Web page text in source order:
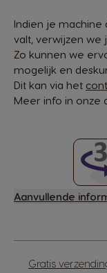
Indien je
valt, verwijzen we
Zo kunnen we
mogelijk en
Dit kan via het
Meer info in onze
Aanvullende
Gratis